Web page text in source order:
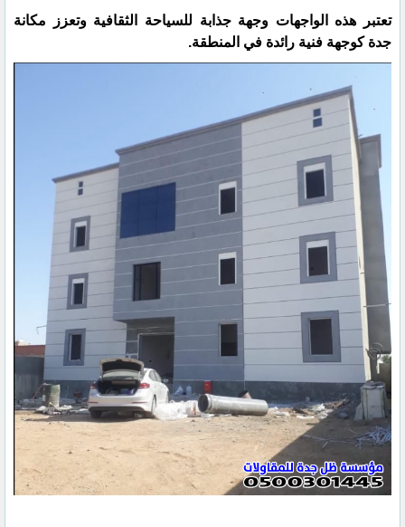
تعتبر هذه الواجهات وجهة جذابة للسياحة الثقافية وتعزز مكانة
جدة كوجهة فنية رائدة في المنطقة.